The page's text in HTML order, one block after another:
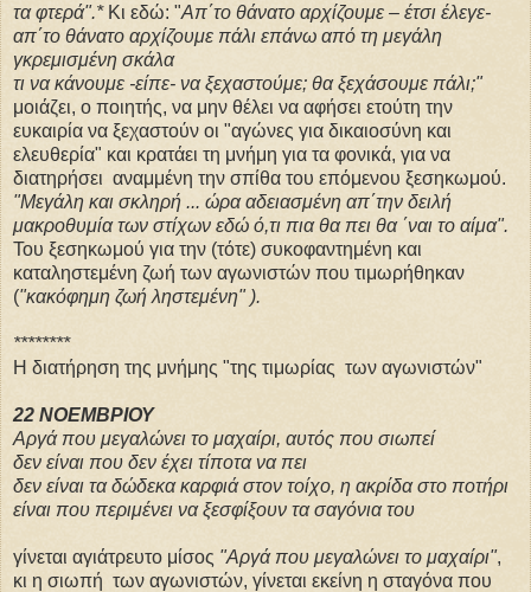
τα φτερά".* Κι εδώ: "Απ΄το θάνατο αρχίζουμε – έτσι έλεγε-
απ΄το θάνατο αρχίζουμε πάλι επάνω από τη μεγάλη
γκρεμισμένη σκάλα
τι να κάνουμε -είπε- να ξεχαστούμε; θα ξεχάσουμε πάλι;"
μοιάζει, ο ποιητής, να μην θέλει να αφήσει ετούτη την
ευκαιρία να ξεχαστούν οι "αγώνες για δικαιοσύνη και
ελευθερία" και κρατάει τη μνήμη για τα φονικά, για να
διατηρήσει αναμμένη την σπίθα του επόμενου ξεσηκωμού.
"Μεγάλη και σκληρή ... ώρα αδειασμένη απ΄την δειλή
μακροθυμία των στίχων εδώ ό,τι πια θα πει θα ΄ναι το αίμα".
Του ξεσηκωμού για την (τότε) συκοφαντημένη και
καταληστεμένη ζωή των αγωνιστών που τιμωρήθηκαν
("κακόφημη ζωή ληστεμένη" ).
********
Η διατήρηση της μνήμης "της τιμωρίας των αγωνιστών"
22 ΝΟΕΜΒΡΙΟΥ
Αργά που μεγαλώνει το μαχαίρι, αυτός που σιωπεί
δεν είναι που δεν έχει τίποτα να πει
δεν είναι τα δώδεκα καρφιά στον τοίχο, η ακρίδα στο ποτήρι
είναι που περιμένει να ξεσφίξουν τα σαγόνια του
γίνεται αγιάτρευτο μίσος "Αργά που μεγαλώνει το μαχαίρι",
κι η σιωπή των αγωνιστών, γίνεται εκείνη η σταγόνα που